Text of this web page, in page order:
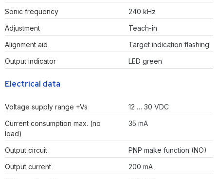
Sonic frequency
240 kHz
Adjustment
Teach-in
Alignment aid
Target indication flashing
Output indicator
LED green
Electrical data
Voltage supply range +Vs
12 … 30 VDC
Current consumption max. (no
load)
35 mA
Output circuit
PNP make function (NO)
Output current
200 mA